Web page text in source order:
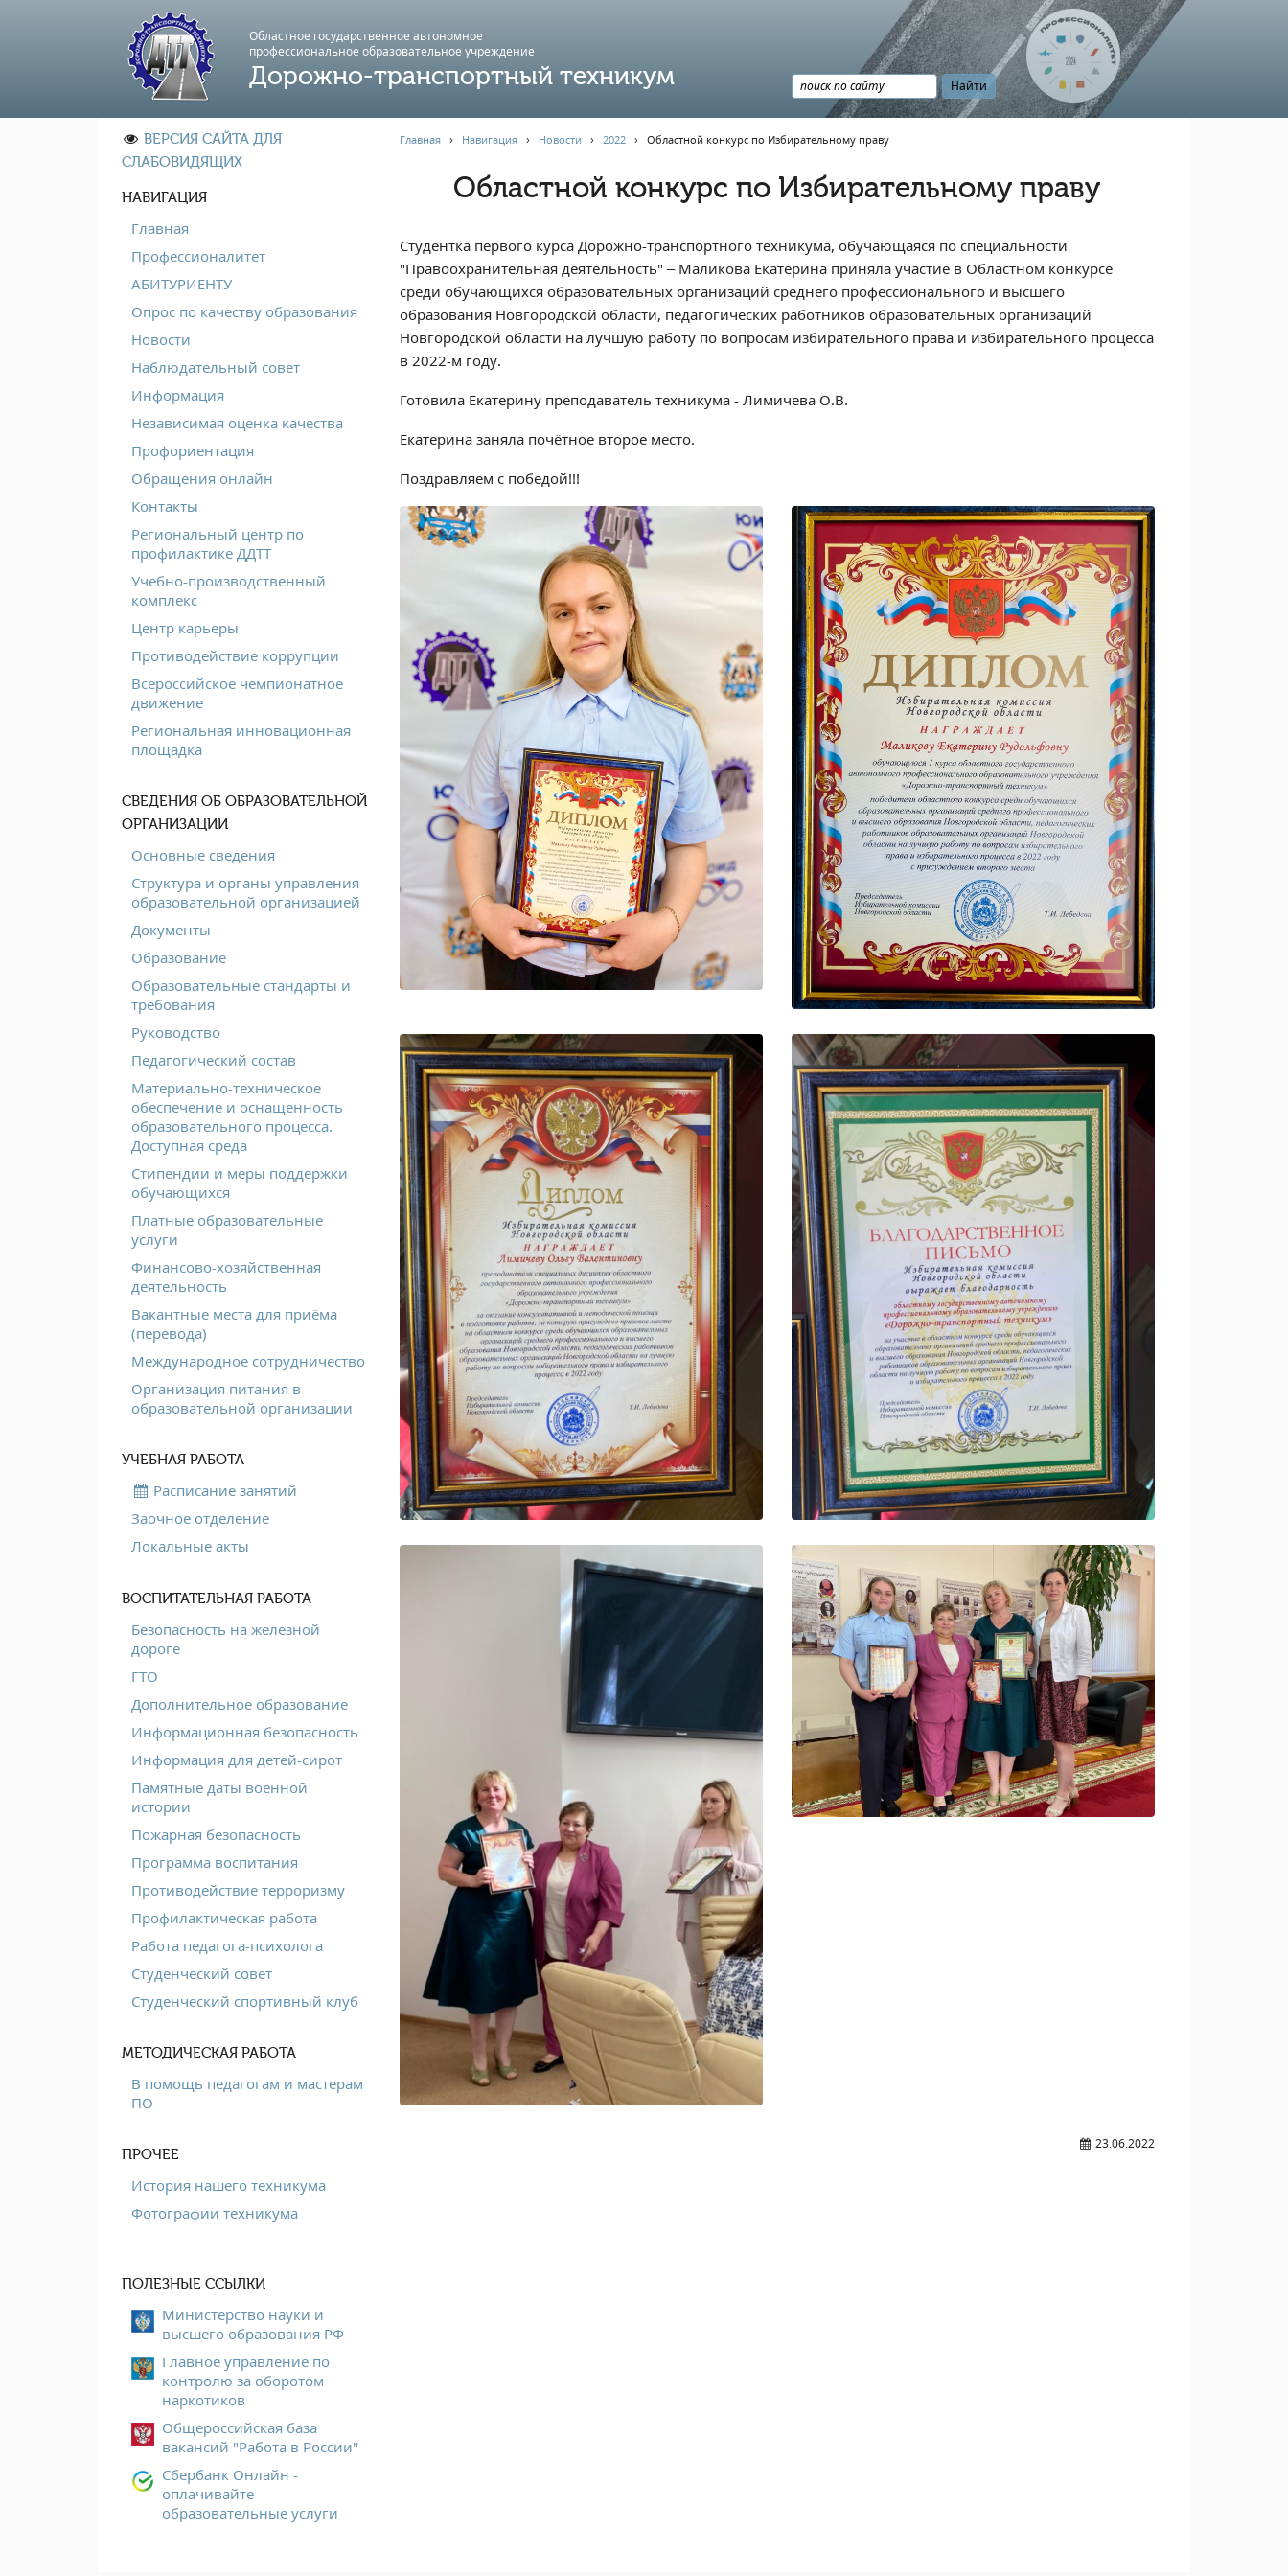
Областное государственное автономное
профессиональноe образовательное учреждение
Дорожно-транспортный техникум
ВЕРСИЯ САЙТА ДЛЯ
СЛАБОВИДЯЩИХ
НАВИГАЦИЯ
Главная
Профессионалитет
АБИТУРИЕНТУ
Опрос по качеству образования
Новости
Наблюдательный совет
Информация
Независимая оценка качества
Профориентация
Обращения онлайн
Контакты
Региональный центр по
профилактике ДДТТ
Учебно-производственный
комплекс
Центр карьеры
Противодействие коррупции
Всероссийское чемпионатное
движение
Региональная инновационная
площадка
СВЕДЕНИЯ ОБ ОБРАЗОВАТЕЛЬНОЙ
ОРГАНИЗАЦИИ
Основные сведения
Структура и органы управления
образовательной организацией
Документы
Образование
Образовательные стандарты и
требования
Руководство
Педагогический состав
Материально-техническое
обеспечение и оснащенность
образовательного процесса.
Доступная среда
Стипендии и меры поддержки
обучающихся
Платные образовательные
услуги
Финансово-хозяйственная
деятельность
Вакантные места для приёма
(перевода)
Международное сотрудничество
Организация питания в
образовательной организации
УЧЕБНАЯ РАБОТА
Расписание занятий
Заочное отделение
Локальные акты
ВОСПИТАТЕЛЬНАЯ РАБОТА
Безопасность на железной
дороге
ГТО
Дополнительное образование
Информационная безопасность
Информация для детей-сирот
Памятные даты военной
истории
Пожарная безопасность
Программа воспитания
Противодействие терроризму
Профилактическая работа
Работа педагога-психолога
Студенческий совет
Студенческий спортивный клуб
МЕТОДИЧЕСКАЯ РАБОТА
В помощь педагогам и мастерам
ПО
ПРОЧЕЕ
История нашего техникума
Фотографии техникума
ПОЛЕЗНЫЕ ССЫЛКИ
Министерство науки и
высшего образования РФ
Главное управление по
контролю за оборотом
наркотиков
Общероссийская база
вакансий "Работа в России"
Сбербанк Онлайн -
оплачивайте
образовательные услуги
Главная› Навигация› Новости › 2022› Областной конкурс по Избирательному праву
Областной конкурс по Избирательному праву
Студентка первого курса Дорожно-транспортного техникума, обучающаяся по специальности
"Правоохранительная деятельность" – Маликова Екатерина приняла участие в Областном конкурсе
среди обучающихся образовательных организаций среднего профессионального и высшего
образования Новгородской области, педагогических работников образовательных организаций
Новгородской области на лучшую работу по вопросам избирательного права и избирательного процесса
в 2022-м году.
Готовила Екатерину преподаватель техникума - Лимичева О.В.
Екатерина заняла почётное второе место.
Поздравляем с победой!!!
23.06.2022